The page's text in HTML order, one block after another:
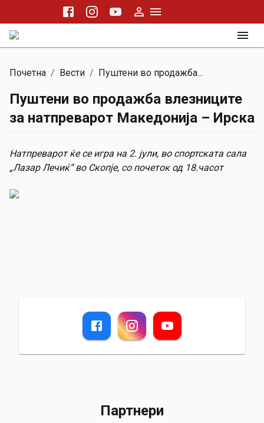
Почетна / Вести / Пуштени во продажба...
Пуштени во продажба влезниците
за натпреварот Македонија – Ирска
Натпреварот ќе се игра на 2. јули, во спортската сала
„Лазар Лечиќ“ во Скопје, со почеток од 18.часот
Партнери